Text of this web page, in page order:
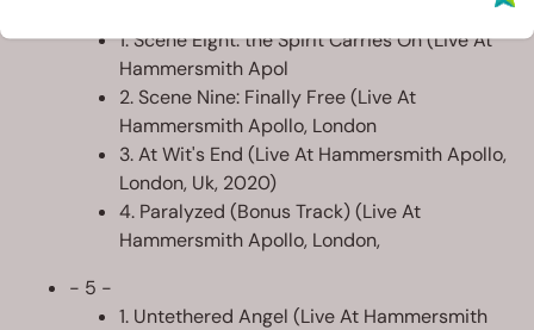
1. Scene Eight: the Spirit Carries On (Live At
Hammersmith Apol
2. Scene Nine: Finally Free (Live At
Hammersmith Apollo, London
3. At Wit's End (Live At Hammersmith Apollo,
London, Uk, 2020)
4. Paralyzed (Bonus Track) (Live At
Hammersmith Apollo, London,
- 5 -
1. Untethered Angel (Live At Hammersmith